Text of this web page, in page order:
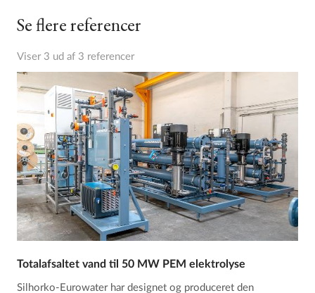
Se flere referencer
Viser 3 ud af 3 referencer
Totalafsaltet vand til 50 MW PEM elektrolyse
Silhorko-Eurowater har designet og produceret den